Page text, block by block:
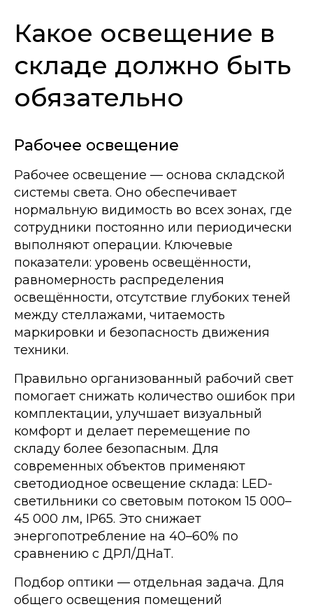
Какое освещение в
складе должно быть
обязательно
Рабочее освещение
Рабочее освещение — основа складской
системы света. Оно обеспечивает
нормальную видимость во всех зонах, где
сотрудники постоянно или периодически
выполняют операции. Ключевые
показатели: уровень освещённости,
равномерность распределения
освещённости, отсутствие глубоких теней
между стеллажами, читаемость
маркировки и безопасность движения
техники.
Правильно организованный рабочий свет
помогает снижать количество ошибок при
комплектации, улучшает визуальный
комфорт и делает перемещение по
складу более безопасным. Для
современных объектов применяют
светодиодное освещение склада: LED-
светильники со световым потоком 15 000–
45 000 лм, IP65. Это снижает
энергопотребление на 40–60% по
сравнению с ДРЛ/ДНаТ.
Подбор оптики — отдельная задача. Для
общего освещения помещений